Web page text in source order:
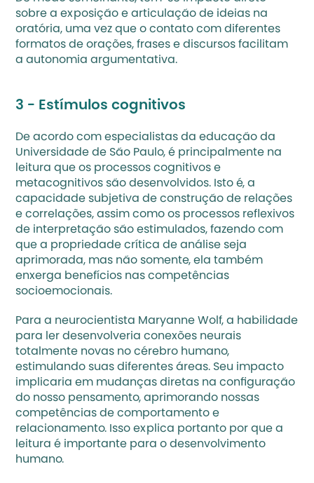
sobre a exposição e articulação de ideias na
oratória, uma vez que o contato com diferentes
formatos de orações, frases e discursos facilitam
a autonomia argumentativa.
3 - Estímulos cognitivos
De acordo com especialistas da educação da
Universidade de São Paulo, é principalmente na
leitura que os processos cognitivos e
metacognitivos são desenvolvidos. Isto é, a
capacidade subjetiva de construção de relações
e correlações, assim como os processos reflexivos
de interpretação são estimulados, fazendo com
que a propriedade crítica de análise seja
aprimorada, mas não somente, ela também
enxerga benefícios nas competências
socioemocionais.
Para a neurocientista Maryanne Wolf, a habilidade
para ler desenvolveria conexões neurais
totalmente novas no cérebro humano,
estimulando suas diferentes áreas. Seu impacto
implicaria em mudanças diretas na configuração
do nosso pensamento, aprimorando nossas
competências de comportamento e
relacionamento. Isso explica portanto por que a
leitura é importante para o desenvolvimento
humano.